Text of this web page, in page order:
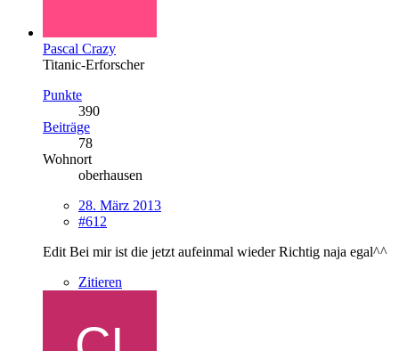
Pascal Crazy
Titanic-Erforscher
Punkte
390
Beiträge
78
Wohnort
oberhausen
28. März 2013
#612
Edit Bei mir ist die jetzt aufeinmal wieder Richtig naja egal^^
Zitieren